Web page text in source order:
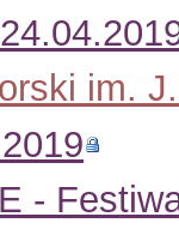
im.
-